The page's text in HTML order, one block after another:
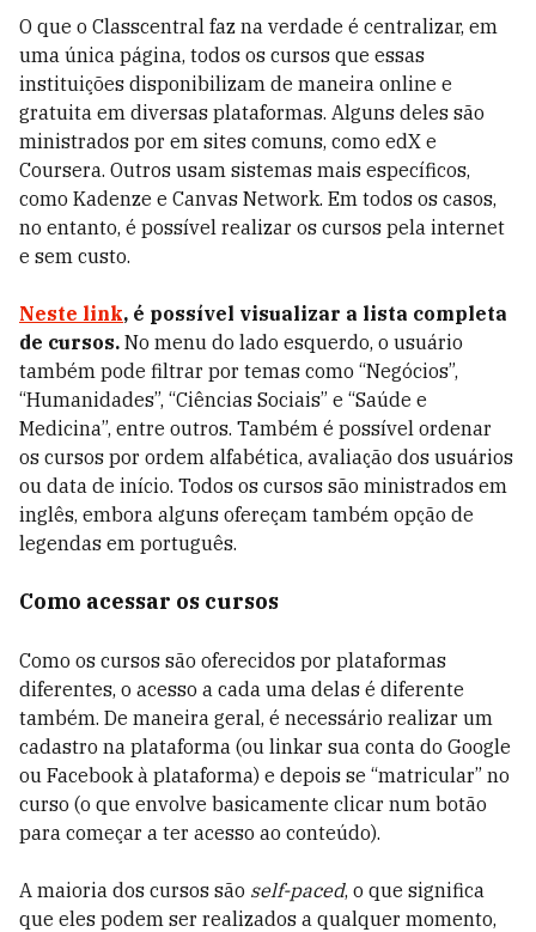
O que o Classcentral faz na verdade é centralizar, em
uma única página, todos os cursos que essas
instituições disponibilizam de maneira online e
gratuita em diversas plataformas. Alguns deles são
ministrados por em sites comuns, como edX e
Coursera. Outros usam sistemas mais específicos,
como Kadenze e Canvas Network. Em todos os casos,
no entanto, é possível realizar os cursos pela internet
e sem custo.
Neste link, é possível visualizar a lista completa
de cursos. No menu do lado esquerdo, o usuário
também pode filtrar por temas como “Negócios”,
“Humanidades”, “Ciências Sociais” e “Saúde e
Medicina”, entre outros. Também é possível ordenar
os cursos por ordem alfabética, avaliação dos usuários
ou data de início. Todos os cursos são ministrados em
inglês, embora alguns ofereçam também opção de
legendas em português.
Como acessar os cursos
Como os cursos são oferecidos por plataformas
diferentes, o acesso a cada uma delas é diferente
também. De maneira geral, é necessário realizar um
cadastro na plataforma (ou linkar sua conta do Google
ou Facebook à plataforma) e depois se “matricular” no
curso (o que envolve basicamente clicar num botão
para começar a ter acesso ao conteúdo).
A maioria dos cursos são self-paced, o que significa
que eles podem ser realizados a qualquer momento,